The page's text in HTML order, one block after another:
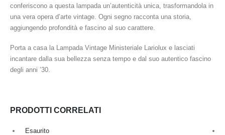
conferiscono a questa lampada un’autenticità unica, trasformandola in
una vera opera d’arte vintage. Ogni segno racconta una storia,
aggiungendo profondità e fascino al suo carattere.
Porta a casa la Lampada Vintage Ministeriale Lariolux e lasciati
incantare dalla sua bellezza senza tempo e dal suo autentico fascino
degli anni ’30.
PRODOTTI CORRELATI
Esaurito